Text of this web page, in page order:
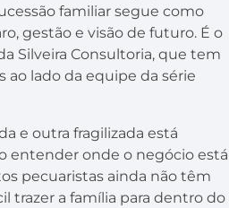
familiar segue como
gestão e visão de futuro. É o
Silveira Consultoria, que tem
ao lado da equipe da série
e outra fragilizada está
entender onde o negócio está
pecuaristas ainda não têm
trazer a família para dentro do